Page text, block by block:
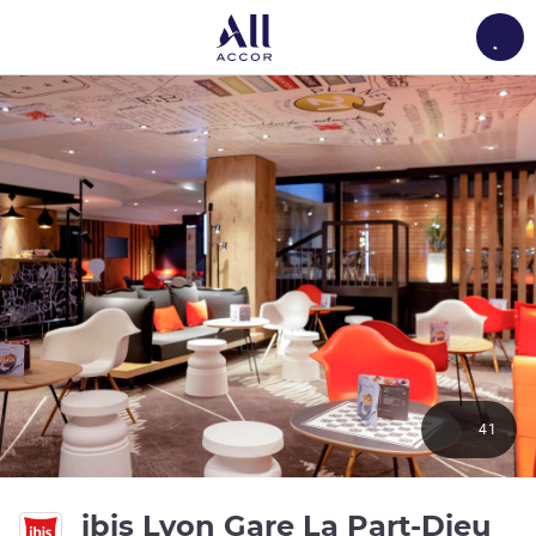
ibis Lyon Gare La Part-Dieu
41